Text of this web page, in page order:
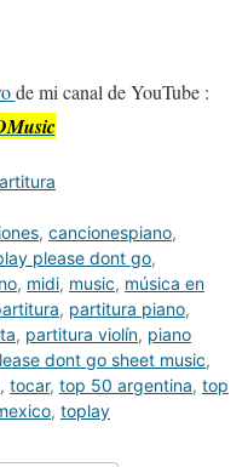
de mi canal de YouTube :
, cancionespiano,
please dont go,
, midi, music, música en
, partitura piano,
, partitura violín, piano
dont go sheet music,
, tocar, top 50 argentina, top
, toplay